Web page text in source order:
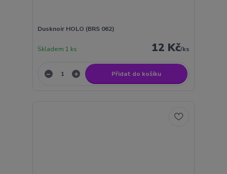
Dusknoir HOLO (BRS 062)
12 Kč/ks
Skladem 1 ks
Přidat do košíku